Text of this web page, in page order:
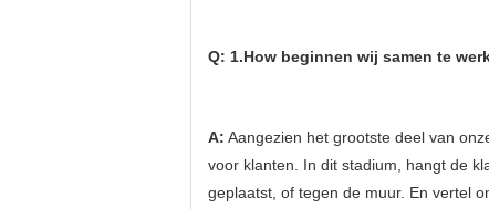
Q: 1.How beginnen wij samen te
A: Aangezien het grootste deel van
voor klanten. In dit stadium, hangt de
geplaatst, of tegen de muur. En vertel